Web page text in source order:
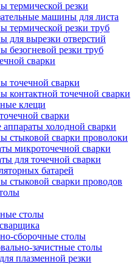
термической резки
машины для листа
термической резки труб
для вырезки отверстий
безогневой резки труб
сварки
точечной сварки
контактной точечной сварки
клещи
сварки
холодной сварки
стыковой сварки проволоки
микроточечной сварки
для точечной сварки
батарей
стыковой сварки проводов
столы
сборочные столы
зачистные столы
плазменной резки